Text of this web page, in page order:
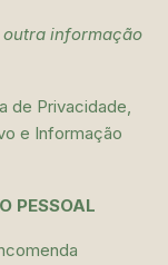
informação
de Privacidade,
e Informação
PESSOAL